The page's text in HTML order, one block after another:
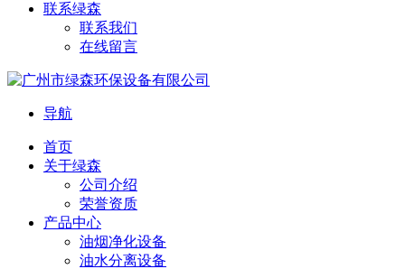
联系绿森
联系我们
在线留言
导航
首页
关于绿森
公司介绍
荣誉资质
产品中心
油烟净化设备
油水分离设备